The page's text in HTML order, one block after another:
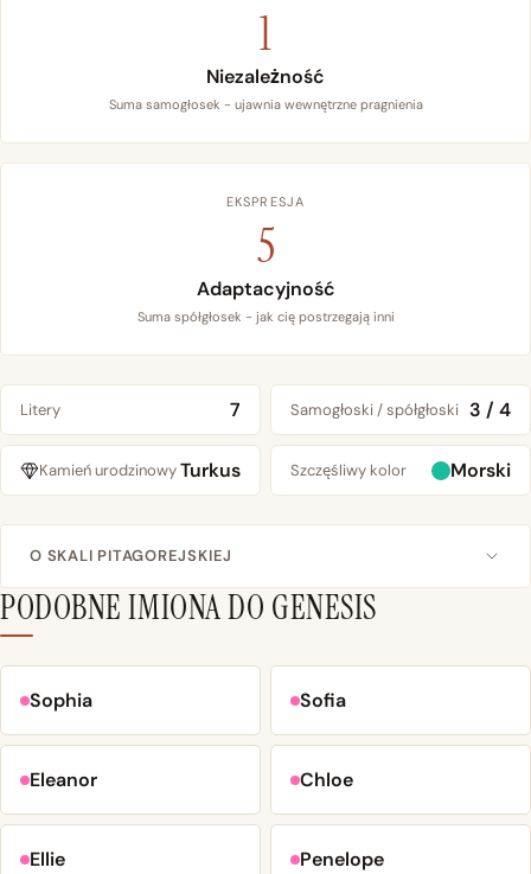
1
Niezależność
Suma samogłosek - ujawnia wewnętrzne pragnienia
EKSPRESJA
5
Adaptacyjność
Suma spółgłosek - jak cię postrzegają inni
Litery 7 Samogłoski / spółgłoski 3 / 4
Kamień urodzinowyTurkus Szczęśliwy kolor Morski
O SKALI PITAGOREJSKIEJ
PODOBNE IMIONA DO GENESIS
Sophia Sofia
Eleanor Chloe
Ellie Penelope